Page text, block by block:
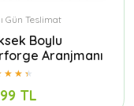
Gün Teslimat
Boylu
Aranjmanı
TL